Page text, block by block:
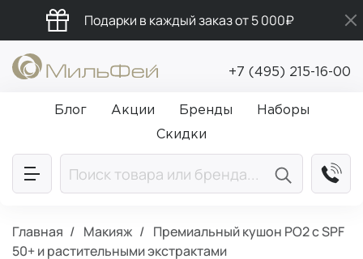
Подарки в каждый заказ от 5 000₽
Промокод ПРИВЕТ
Бесплатная доставка от 5 000₽
+7 (495) 215-16-00
Блог Акции Бренды
Наборы
Скидки
Главная Макияж
Премиальный кушон РО2 с SPF
50+ и растительными экстрактами